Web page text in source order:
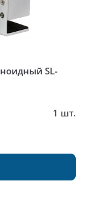
SL-
1 шт.